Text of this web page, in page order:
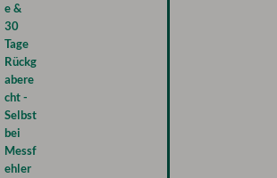
e &
30
Tage
Rückg
abere
cht -
Selbst
bei
Messf
ehler